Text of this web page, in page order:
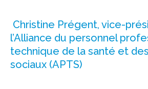
Christine Prégent, vice-
l’Alliance du personnel
technique de la santé et
sociaux (APTS)